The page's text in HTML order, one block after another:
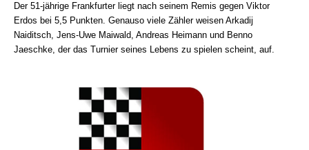
Der 51-jährige Frankfurter liegt nach seinem Remis gegen Viktor
Erdos bei 5,5 Punkten. Genauso viele Zähler weisen Arkadij
Naiditsch, Jens-Uwe Maiwald, Andreas Heimann und Benno
Jaeschke, der das Turnier seines Lebens zu spielen scheint, auf.